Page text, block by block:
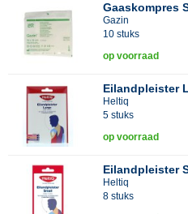
Gaaskompres
Gazin
10 stuks
op voorraad
Eilandpleister
Heltiq
5 stuks
op voorraad
Eilandpleister
Heltiq
8 stuks